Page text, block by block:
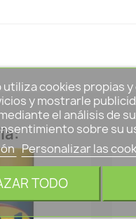
utiliza cookies propias
y mostrarle
el análisis de
sobre su
Personalizar las
TODO